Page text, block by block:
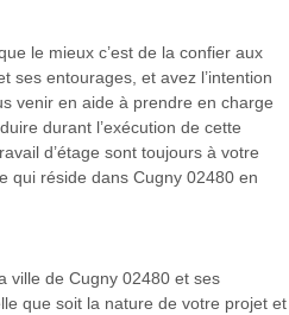
le mieux c’est de la confier aux
ses entourages, et avez l’intention
venir en aide à prendre en charge
durant l’exécution de cette
d’étage sont toujours à votre
qui réside dans Cugny 02480 en
ville de Cugny 02480 et ses
que soit la nature de votre projet et